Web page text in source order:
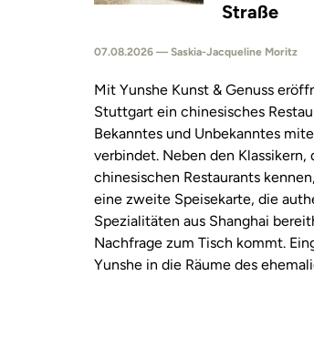
Straße
07.08.2026 — Saskia-Jacqueline Moritz
Mit Yunshe Kunst & Genuss
Stuttgart ein chinesisches
Bekanntes und Unbekanntes
verbindet. Neben den Klassikern,
chinesischen Restaurants
eine zweite Speisekarte, die
Spezialitäten aus Shanghai
Nachfrage zum Tisch kommt.
Yunshe in die Räume des